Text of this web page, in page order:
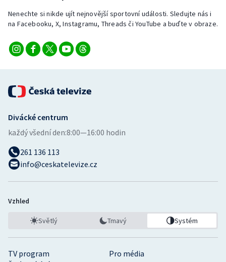
Nenechte si nikde ujít nejnovější sportovní události. Sledujte nás i
na Facebooku, X, Instagramu, Threads či YouTube a buďte v obraze.
TV program
Pro média
Divácké centrum
každý všední den:8:00—16:00 hodin
261 136 113
info@ceskatelevize.cz
Vzhled
Světlý Tmavý Systém